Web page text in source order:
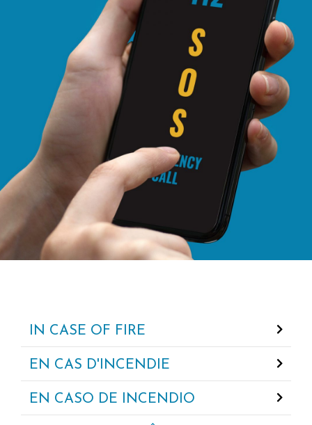
IN CASE OF FIRE
EN CAS D'INCENDIE
EN CASO DE INCENDIO